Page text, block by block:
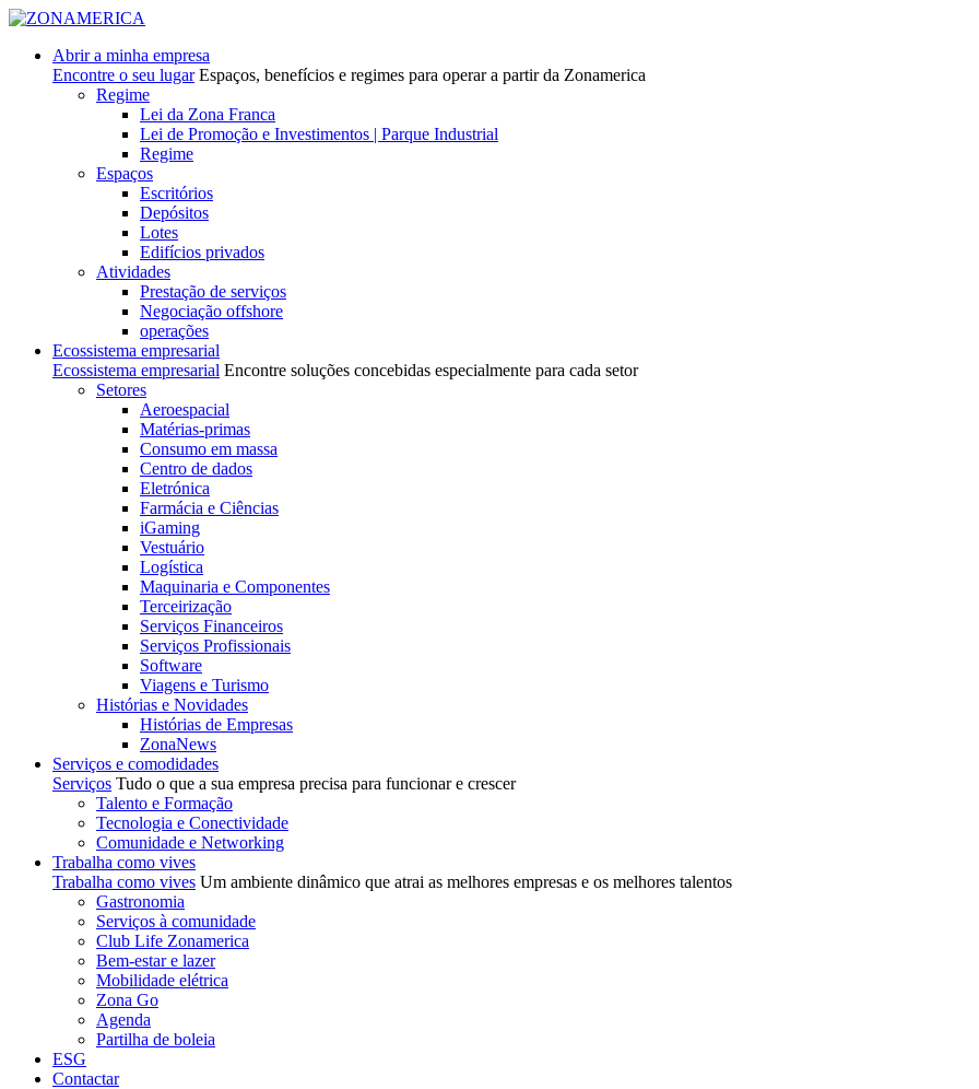
Abrir a minha empresa
Encontre o seu lugar Espaços, benefícios e regimes para operar a partir da Zonamerica
Regime
Lei da Zona Franca
Lei de Promoção e Investimentos | Parque Industrial
Regime
Espaços
Escritórios
Depósitos
Lotes
Edifícios privados
Atividades
Prestação de serviços
Negociação offshore
operações
Ecossistema empresarial
Ecossistema empresarial Encontre soluções concebidas especialmente para cada setor
Setores
Aeroespacial
Matérias-primas
Consumo em massa
Centro de dados
Eletrónica
Farmácia e Ciências
iGaming
Vestuário
Logística
Maquinaria e Componentes
Terceirização
Serviços Financeiros
Serviços Profissionais
Software
Viagens e Turismo
Histórias e Novidades
Histórias de Empresas
ZonaNews
Serviços e comodidades
Serviços Tudo o que a sua empresa precisa para funcionar e crescer
Talento e Formação
Tecnologia e Conectividade
Comunidade e Networking
Trabalha como vives
Trabalha como vives Um ambiente dinâmico que atrai as melhores empresas e os melhores talentos
Gastronomia
Serviços à comunidade
Club Life Zonamerica
Bem-estar e lazer
Mobilidade elétrica
Zona Go
Agenda
Partilha de boleia
ESG
Contactar